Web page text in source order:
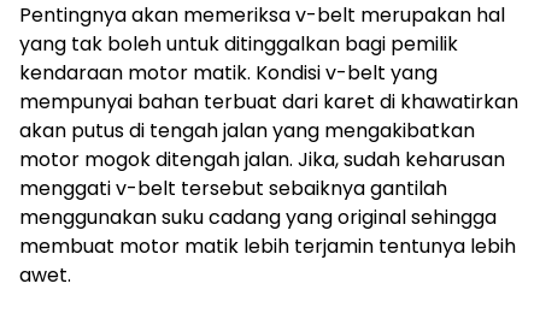
Pentingnya akan memeriksa v-belt merupakan hal
yang tak boleh untuk ditinggalkan bagi pemilik
kendaraan motor matik. Kondisi v-belt yang
mempunyai bahan terbuat dari karet di khawatirkan
akan putus di tengah jalan yang mengakibatkan
motor mogok ditengah jalan. Jika, sudah keharusan
menggati v-belt tersebut sebaiknya gantilah
menggunakan suku cadang yang original sehingga
membuat motor matik lebih terjamin tentunya lebih
awet.